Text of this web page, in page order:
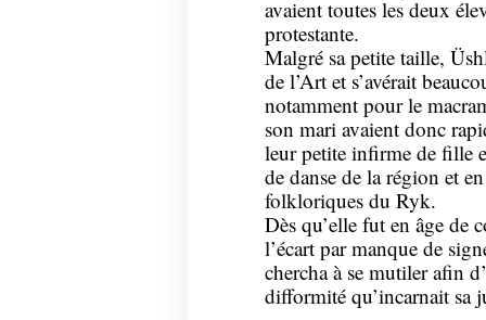
avaient toutes les deux
protestante.
Malgré sa petite taille,
de l’Art et s’avérait
notamment pour le
son mari avaient donc
leur petite infirme de fille
de danse de la région et
folkloriques du Ryk.
Dès qu’elle fut en âge de
l’écart par manque de
chercha à se mutiler afin
difformité qu’incarnait sa